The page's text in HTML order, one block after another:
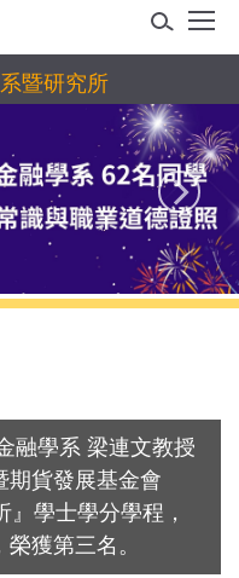
暨研究所
融學系 梁連文教授
期貨發展基金會
』學士學分學程，
獲第三名。